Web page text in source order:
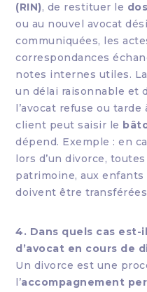
(RIN), de restituer le
ou au nouvel avocat
communiquées, les
correspondances
notes internes utiles.
un délai raisonnable et
l’avocat refuse ou
client peut saisir le
dépend. Exemple : en
lors d’un divorce,
patrimoine, aux
doivent être
4. Dans quels cas
d’avocat en cours de
Un divorce est une
l’accompagnement